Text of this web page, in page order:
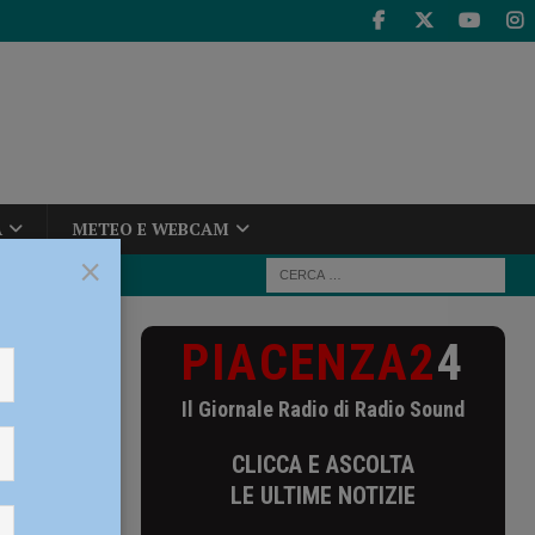
METEO E WEBCAM
PIACENZA24
Il Giornale Radio di Radio Sound
CLICCA E ASCOLTA
LE ULTIME NOTIZIE
×